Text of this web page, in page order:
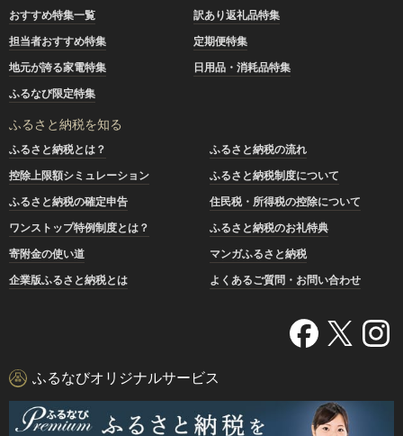
おすすめ特集一覧
訳あり返礼品特集
担当者おすすめ特集
定期便特集
地元が誇る家電特集
日用品・消耗品特集
ふるなび限定特集
ふるさと納税を知る
ふるさと納税とは？
ふるさと納税の流れ
控除上限額シミュレーション
ふるさと納税制度について
ふるさと納税の確定申告
住民税・所得税の控除について
ワンストップ特例制度とは？
ふるさと納税のお礼特典
寄附金の使い道
マンガふるさと納税
企業版ふるさと納税とは
よくあるご質問・お問い合わせ
ふるなびオリジナルサービス